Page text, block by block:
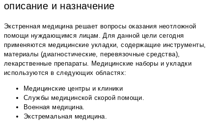
описание и назначение
Экстренная медицина решает вопросы оказания неотложной
помощи нуждающимся лицам. Для данной цели сегодня
применяются медицинские укладки, содержащие инструменты,
материалы (диагностические, перевязочные средства),
лекарственные препараты. Медицинские наборы и укладки
используются в следующих областях:
Медицинские центры и клиники
Службы медицинской скорой помощи.
Военная медицина.
Экстремальная медицина.